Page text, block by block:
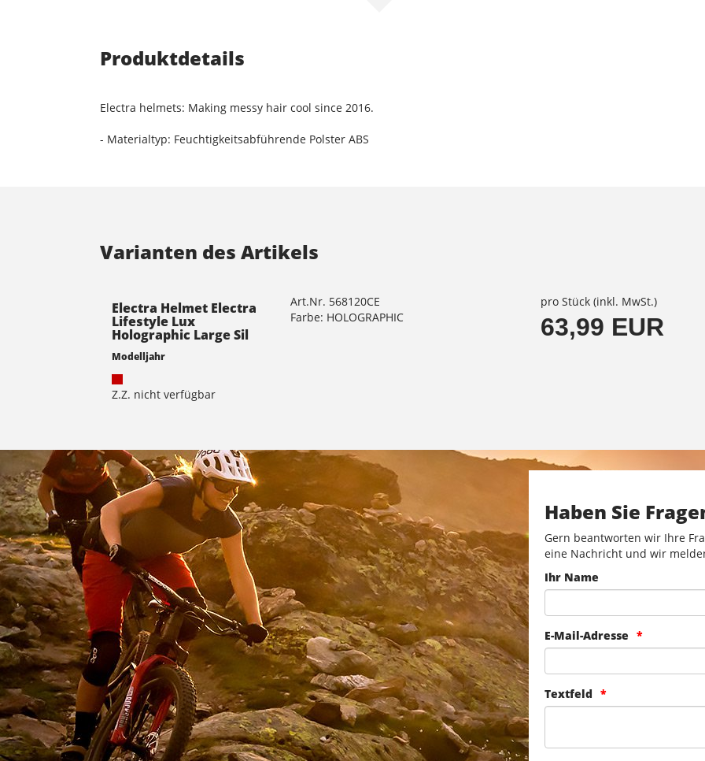
Produktdetails
Electra helmets: Making messy hair cool since 2016.
- Materialtyp: Feuchtigkeitsabführende Polster ABS
Varianten des Artikels
Electra Helmet Electra
Lifestyle Lux
Holographic Large Sil
Modelljahr
Z.Z. nicht verfügbar
Art.Nr. 568120CE
Farbe: HOLOGRAPHIC
pro Stück (inkl. MwSt.)
63,99 EUR
Haben Sie
Gern beantworten wir Ihre
eine Nachricht und wir
Ihr Name
E-Mail-Adresse
Textfeld